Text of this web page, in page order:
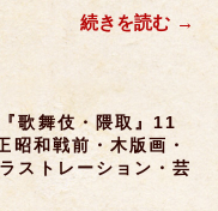
続きを読む
歌舞伎・隈取』11
昭和戦前・木版画・
ストレーション・芸